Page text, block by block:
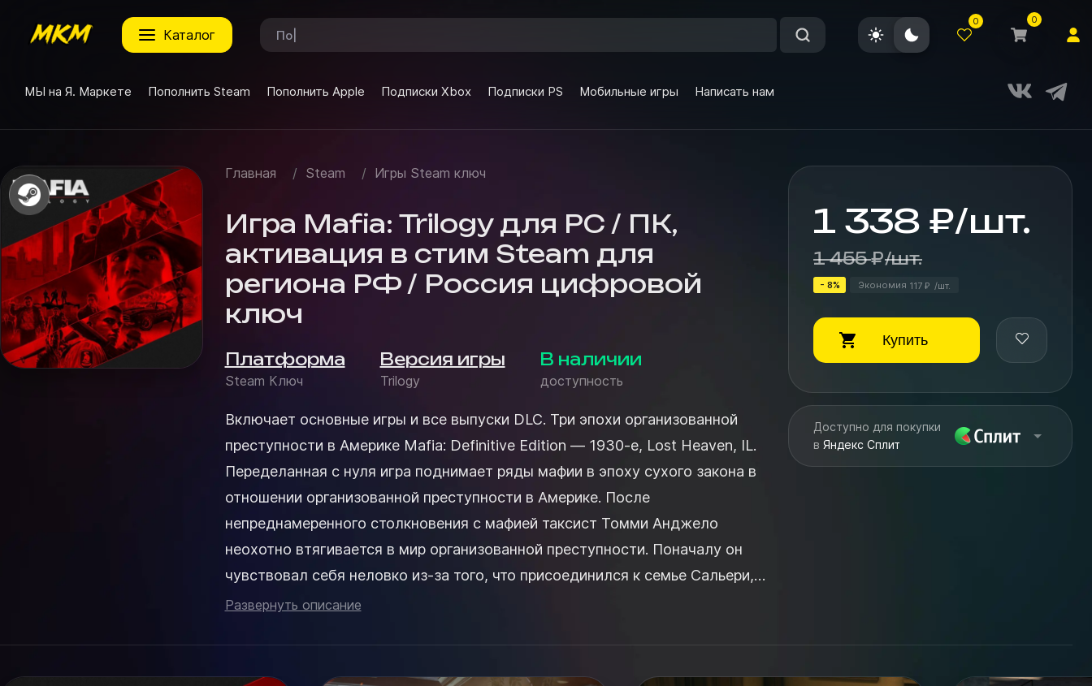
каталог
0 0
МЫ на Я. Маркете Пополнить Steam Пополнить Apple Подписки Xbox Подписки PS Мобильные игры Написать нам
Главная / Steam / Игры Steam ключ
Игра Mafia: Trilogy для PC / ПК,
активация в стим Steam для
региона РФ / Россия цифровой
ключ
Платформа
Steam Ключ
Версия игры
Trilogy
В наличии
доступность
Включает основные игры и все выпуски DLC. Три эпохи организованной
преступности в Америке Mafia: Definitive Edition — 1930-е, Lost Heaven, IL.
Переделанная с нуля игра поднимает ряды мафии в эпоху сухого закона в
отношении организованной преступности в Америке. После
непреднамеренного столкновения с мафией таксист Томми Анджело
неохотно втягивается в мир организованной преступности. Поначалу он
чувствовал себя неловко из-за того, что присоединился к семье Сальери,
но вознаграждение стал...
Развернуть описание
1 338 ₽/шт.
1 455 ₽/шт.
- 8% Экономия 117 ₽ /шт.
Купить
Доступно для покупки
в Яндекс Сплит